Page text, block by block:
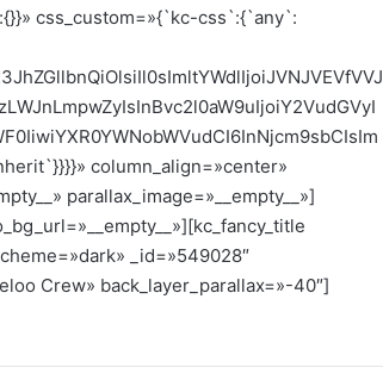
css_custom=»{`kc-css`:{`any`:
column_align=»center»
parallax_image=»__empty__»]
_id=»549028″
Crew» back_layer_parallax=»-40″]